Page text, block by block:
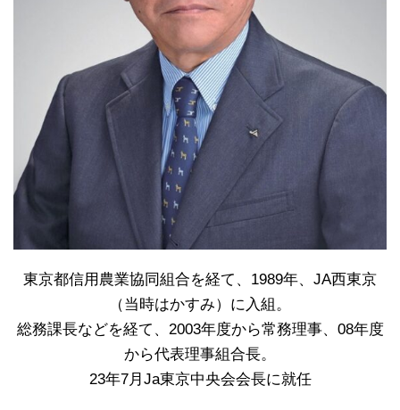
東京都信用農業協同組合を経て、1989年、JA西東京
（当時はかすみ）に入組。
総務課長などを経て、2003年度から常務理事、08年度
から代表理事組合長。
23年7月Ja東京中央会会長に就任